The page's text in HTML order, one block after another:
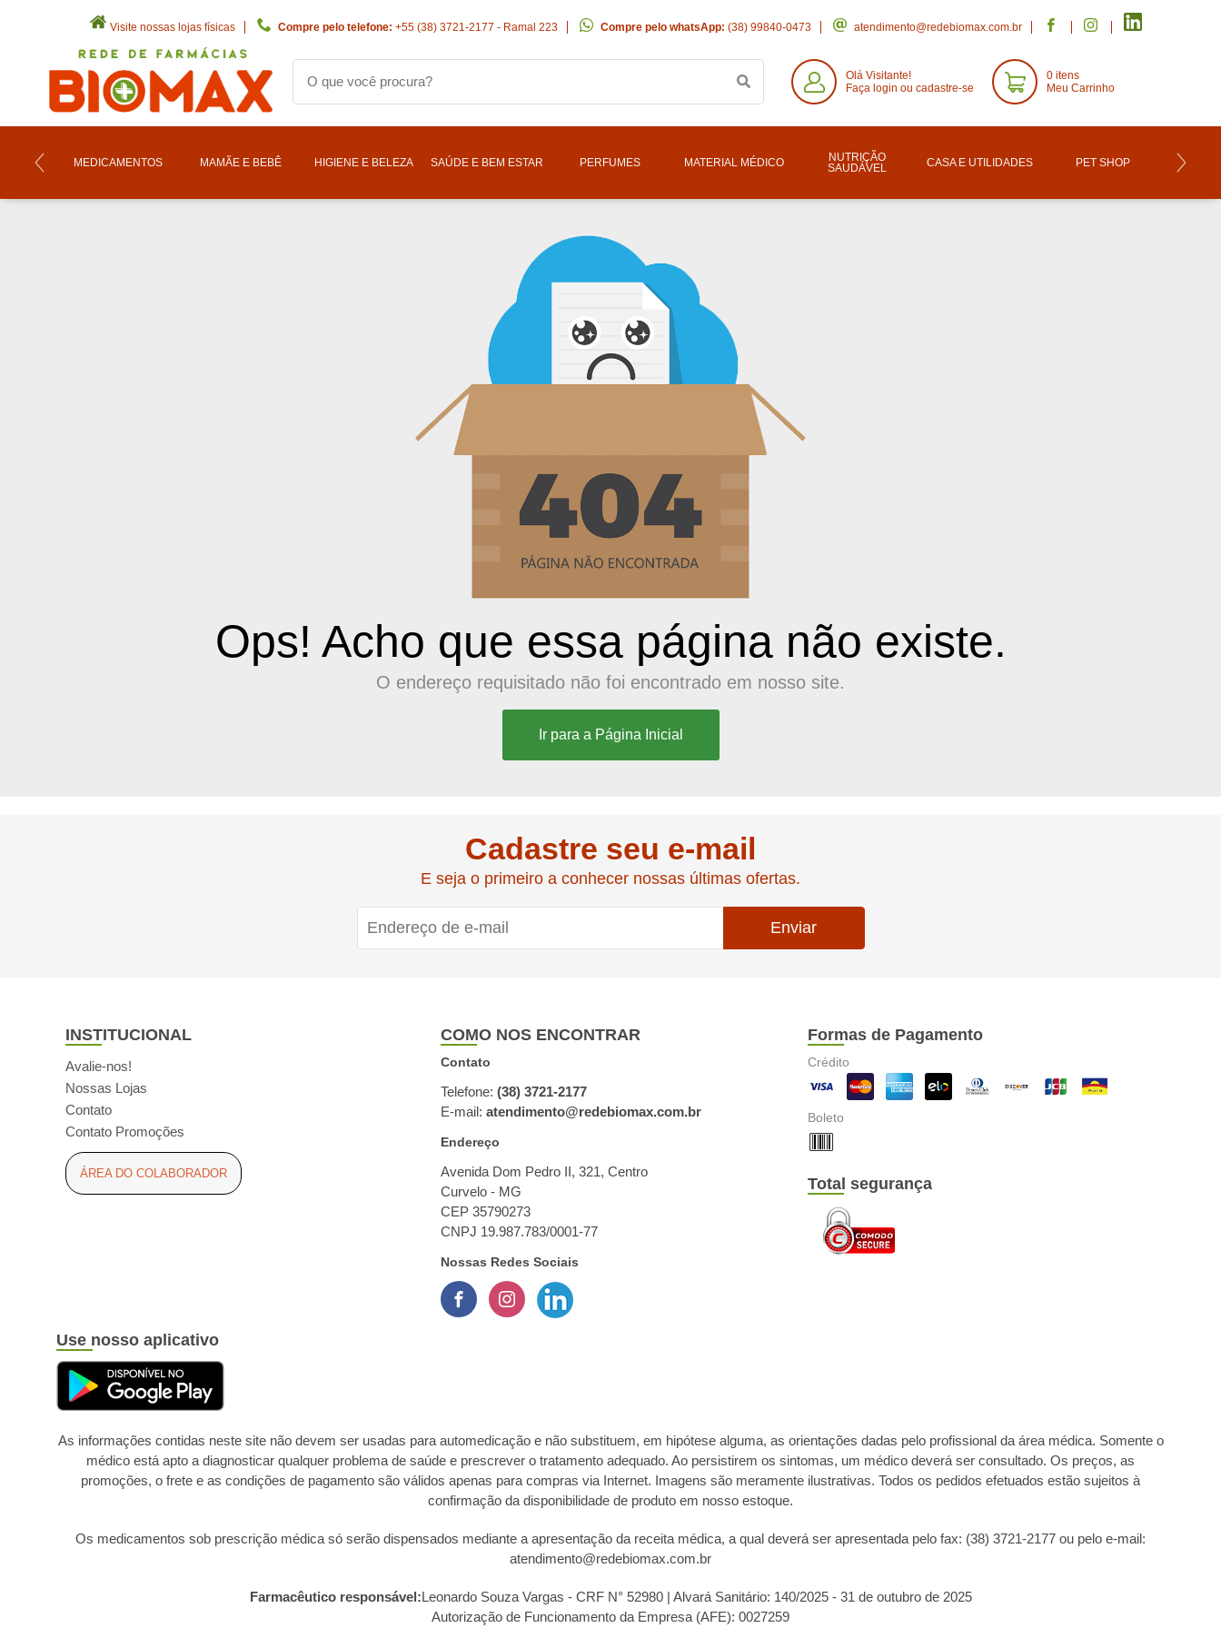
Visite nossas lojas físicas Compre pelo telefone: +55 (38) 3721-2177 - Ramal 223 Compre pelo whatsApp: (38) 99840-0473 atendimento@redebiomax.com.br
Olá Visitante!
Faça login ou cadastre-se
0 itens
Meu Carrinho
MEDICAMENTOS MAMÃE E BEBÊ HIGIENE E BELEZA SAÚDE E BEM ESTAR PERFUMES MATERIAL MÉDICO
NUTRIÇÃO
SAUDÁVEL
CASA E UTILIDADES PET SHOP
Ops! Acho que essa página não existe.
O endereço requisitado não foi encontrado em nosso site.
Ir para a Página Inicial
Cadastre seu e-mail
E seja o primeiro a conhecer nossas últimas ofertas.
Enviar
INSTITUCIONAL
Avalie-nos!
Nossas Lojas
Contato
Contato Promoções
ÁREA DO COLABORADOR
COMO NOS ENCONTRAR
Contato
Telefone:(38) 3721-2177
E-mail:atendimento@redebiomax.com.br
Endereço
Avenida Dom Pedro II, 321, Centro
Curvelo - MG
CEP 35790273
CNPJ 19.987.783/0001-77
Nossas Redes Sociais
Formas de Pagamento
Crédito
Boleto
Total segurança
Use nosso aplicativo
As informações contidas neste site não devem ser usadas para automedicação e não substituem, em hipótese alguma, as orientações dadas pelo profissional da área médica. Somente o
médico está apto a diagnosticar qualquer problema de saúde e prescrever o tratamento adequado. Ao persistirem os sintomas, um médico deverá ser consultado. Os preços, as
promoções, o frete e as condições de pagamento são válidos apenas para compras via Internet. Imagens são meramente ilustrativas. Todos os pedidos efetuados estão sujeitos à
confirmação da disponibilidade de produto em nosso estoque.
Os medicamentos sob prescrição médica só serão dispensados mediante a apresentação da receita médica, a qual deverá ser apresentada pelo fax: (38) 3721-2177 ou pelo e-mail:
atendimento@redebiomax.com.br
Farmacêutico responsável:Leonardo Souza Vargas - CRF N° 52980 | Alvará Sanitário: 140/2025 - 31 de outubro de 2025
Autorização de Funcionamento da Empresa (AFE): 0027259